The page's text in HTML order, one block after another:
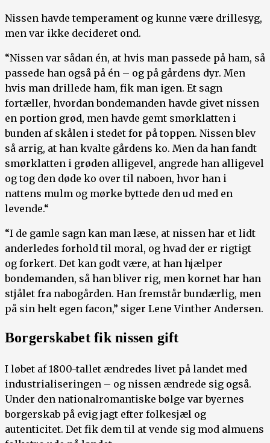
Nissen havde temperament og kunne være drillesyg,
men var ikke decideret ond.
“Nissen var sådan én, at hvis man passede på ham, så
passede han også på én – og på gårdens dyr. Men
hvis man drillede ham, fik man igen. Et sagn
fortæller, hvordan bondemanden havde givet nissen
en portion grød, men havde gemt smørklatten i
bunden af skålen i stedet for på toppen. Nissen blev
så arrig, at han kvalte gårdens ko. Men da han fandt
smørklatten i grøden alligevel, angrede han alligevel
og tog den døde ko over til naboen, hvor han i
nattens mulm og mørke byttede den ud med en
levende.“
“I de gamle sagn kan man læse, at nissen har et lidt
anderledes forhold til moral, og hvad der er rigtigt
og forkert. Det kan godt være, at han hjælper
bondemanden, så han bliver rig, men kornet har han
stjålet fra nabogården. Han fremstår bundærlig, men
på sin helt egen facon,” siger Lene Vinther Andersen.
Borgerskabet fik nissen gift
I løbet af 1800-tallet ændredes livet på landet med
industrialiseringen – og nissen ændrede sig også.
Under den nationalromantiske bølge var byernes
borgerskab på evig jagt efter folkesjæl og
autenticitet. Det fik dem til at vende sig mod almuens